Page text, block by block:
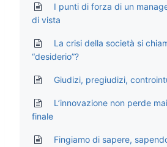
I punti di forza di un
di vista
La crisi della società si
“desiderio”?
Giudizi, pregiudizi,
L’innovazione non perde
finale
Fingiamo di sapere,